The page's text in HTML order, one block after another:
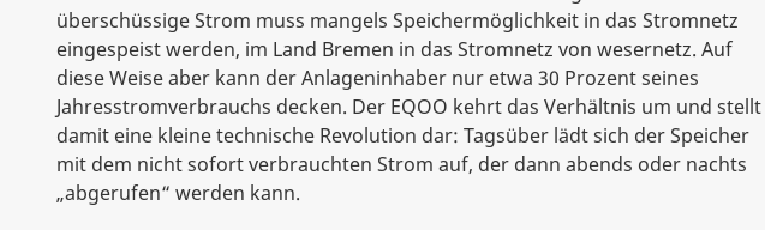
überschüssige Strom muss mangels Speichermöglichkeit in das Stromnetz
eingespeist werden, im Land Bremen in das Stromnetz von wesernetz. Auf
diese Weise aber kann der Anlageninhaber nur etwa 30 Prozent seines
Jahresstromverbrauchs decken. Der EQOO kehrt das Verhältnis um und stellt
damit eine kleine technische Revolution dar: Tagsüber lädt sich der Speicher
mit dem nicht sofort verbrauchten Strom auf, der dann abends oder nachts
„abgerufen“ werden kann.